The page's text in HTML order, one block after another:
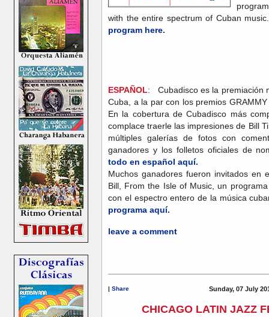
with the entire spectrum of Cuban
program here.
ESPAÑOL: Cubadisco es la premiación
Cuba, a la par con los premios
En la cobertura de Cubadisco más
complace traerle las impresiones de Bill
múltiples galerías de fotos con
ganadores y los folletos oficiales de
todo en español aquí.
Muchos ganadores fueron invitados en
Bill, From the Isle of Music, un
con el espectro entero de la música
programa aquí.
leave a comment
Share Sunday, 07 July
CHICAGO LATIN JAZZ